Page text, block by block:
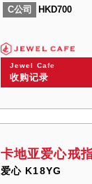
C公司
HKD700
Jewel Cafe
收购记录
卡地亚爱心戒
爱心 K18YG